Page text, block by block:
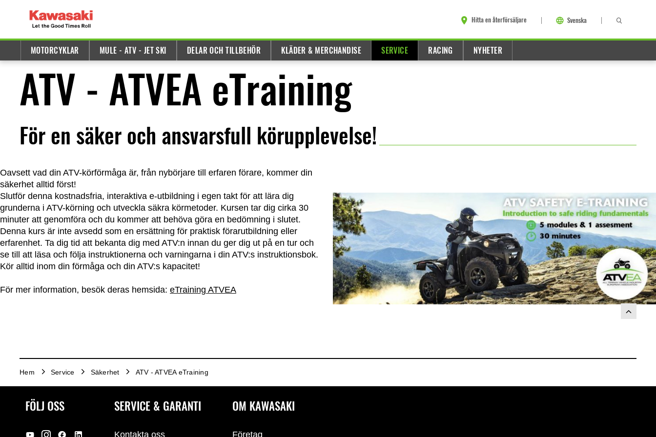
Hitta en återförsäljare Svenska
MOTORCYKLAR MULE - ATV - JET SKI DELAR OCH TILLBEHÖR KLÄDER & MERCHANDISE SERVICE RACING NYHETER
ATV - ATVEA eTraining
För en säker och ansvarsfull körupplevelse!
Oavsett vad din ATV-körförmåga är, från nybörjare till erfaren förare, kommer din
säkerhet alltid först!
Slutför denna kostnadsfria, interaktiva e-utbildning i egen takt för att lära dig
grunderna i ATV-körning och utveckla säkra körmetoder. Kursen tar dig cirka 30
minuter att genomföra och du kommer att behöva göra en bedömning i slutet.
Denna kurs är inte avsedd som en ersättning för praktisk förarutbildning eller
erfarenhet. Ta dig tid att bekanta dig med ATV:n innan du ger dig ut på en tur och
se till att läsa och följa instruktionerna och varningarna i din ATV:s instruktionsbok.
Kör alltid inom din förmåga och din ATV:s kapacitet!
För mer information, besök deras hemsida: eTraining ATVEA
Hem Service Säkerhet ATV - ATVEA eTraining
FÖLJ OSS SERVICE & GARANTI
Kontakta oss
OM KAWASAKI
Företag